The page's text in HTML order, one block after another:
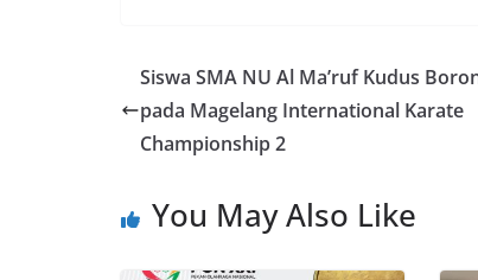
Siswa SMA NU Al Ma’ruf Kudus
pada Magelang International Karate
Championship 2
You May Also Like